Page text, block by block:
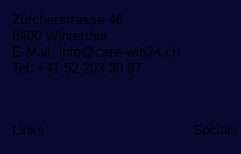
Zürcherstrasse 46
8400 Winterthur
E-Mail: info@care-win24.ch
Tel: +41 52 203 30 87
Links Socials